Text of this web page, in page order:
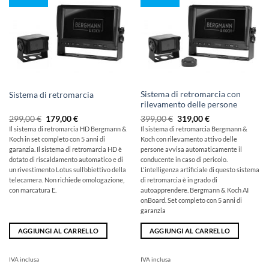
Sistema di retromarcia
299,00€ Il
prezzo
originale
era:
299,00
€
179,00€Il
prezzo
attuale
è:
179,00
€.
Il sistema di retromarcia HD Bergmann &
Koch in set completo con 5 anni di
garanzia. Il sistema di retromarcia HD è
dotato di riscaldamento automatico e di
un rivestimento Lotus sull’obiettivo della
telecamera. Non richiede omologazione,
con marcatura E.
AGGIUNGI AL CARRELLO
IVA inclusa
Sistema di retromarcia con
rilevamento delle persone
399,00€ Il
prezzo
originale
era:
399,00
€
319,00€Il
prezzo
attuale
è:
319,00
€.
Il sistema di retromarcia Bergmann &
Koch con rilevamento attivo delle
persone avvisa automaticamente il
conducente in caso di pericolo.
L'intelligenza artificiale di questo sistema
di retromarcia è in grado di
autoapprendere. Bergmann & Koch AI
onBoard. Set completo con 5 anni di
garanzia
AGGIUNGI AL CARRELLO
IVA inclusa